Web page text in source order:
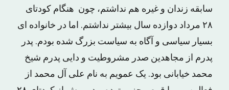
سابقه زندان و غیره هم نداشتم، چون هنگام کودتای
۲۸ مرداد دوازده سال بیشتر نداشتم. اما در خانواده ای
بسیار سیاسی و آگاه به سیاست بزرگ شده بودم. پدر
پدرم از مجاهدین صدر مشروطیت و دایی پدرم شیخ
محمد خیابانی بود. یک عمویم به نام علی آل محمد از